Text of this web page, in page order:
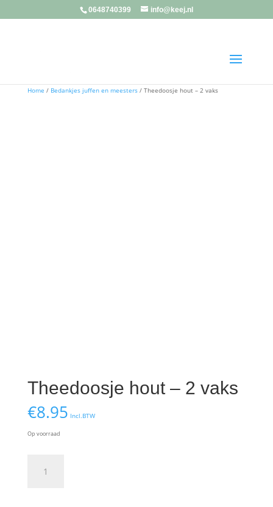
0648740399 info@keej.nl
Home / Bedankjes juffen en meesters/ Theedoosje hout – 2 vaks
Theedoosje hout – 2 vaks
€8.95 Incl.BTW
Op voorraad